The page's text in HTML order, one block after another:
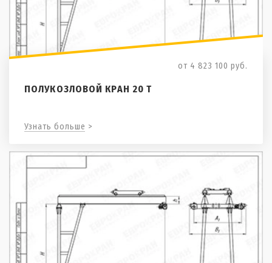
от 4 823 100 руб.
ПОЛУКОЗЛОВОЙ КРАН 20 Т
Узнать больше >